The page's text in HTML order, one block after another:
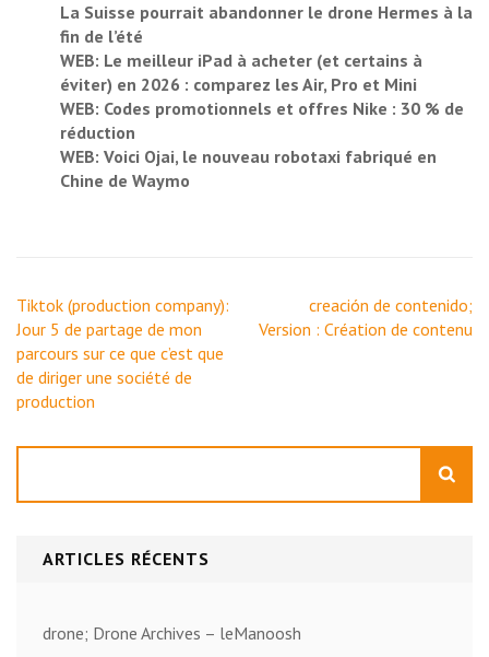
La Suisse pourrait abandonner le drone Hermes à la
fin de l’été
WEB: Le meilleur iPad à acheter (et certains à
éviter) en 2026 : comparez les Air, Pro et Mini
WEB: Codes promotionnels et offres Nike : 30 % de
réduction
WEB: Voici Ojai, le nouveau robotaxi fabriqué en
Chine de Waymo
Navigation
de
l’article
Tiktok (production company):
Jour 5 de partage de mon
parcours sur ce que c’est que
de diriger une société de
production
creación de contenido;
Version : Création de contenu
ARTICLES RÉCENTS
drone; Drone Archives – leManoosh